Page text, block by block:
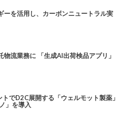
ーを活用し、カーボンニュートラル実
流業務に 「生成AI出荷検品アプリ」
でD2C展開する「ウェルモット製薬」
」を導入